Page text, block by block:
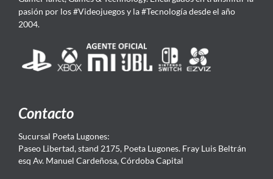
pasión por los #Videojuegos y la #Tecnología desde el año
2004.
Contacto
Sucursal Poeta Lugones:
Paseo Libertad, stand 2175, Poeta Lugones. Fray Luis Beltrán
esq Av. Manuel Cardeñosa, Córdoba Capital